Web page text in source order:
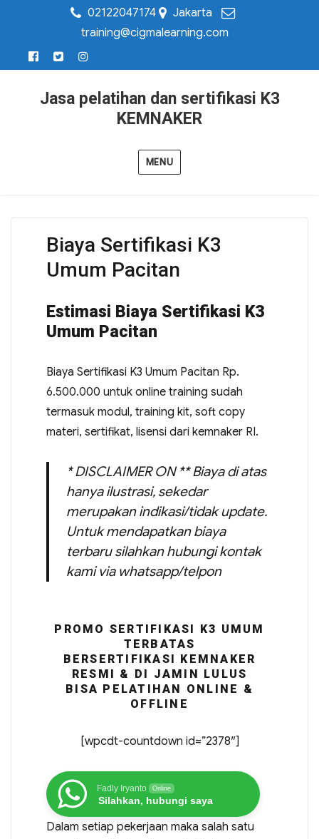
02122047174
Jakarta
training@cigmalearning.com
Jasa pelatihan dan sertifikasi K3
KEMNAKER
MENU
Biaya Sertifikasi K3
Umum Pacitan
Estimasi Biaya Sertifikasi K3
Umum Pacitan
Biaya Sertifikasi K3 Umum Pacitan Rp.
6.500.000 untuk online training sudah
termasuk modul, training kit, soft copy
materi, sertifikat, lisensi dari kemnaker RI.
* DISCLAIMER ON ** Biaya di atas
hanya ilustrasi, sekedar
merupakan indikasi/tidak update.
Untuk mendapatkan biaya
terbaru silahkan hubungi kontak
kami via whatsapp/telpon
PROMO SERTIFIKASI K3 UMUM
TERBATAS
BERSERTIFIKASI KEMNAKER
RESMI & DI JAMIN LULUS
BISA PELATIHAN ONLINE &
OFFLINE
[wpcdt-countdown id=”2378″]
Fadly Iryanto Online
Silahkan, hubungi saya
Dalam setiap pekerjaan maka salah satu